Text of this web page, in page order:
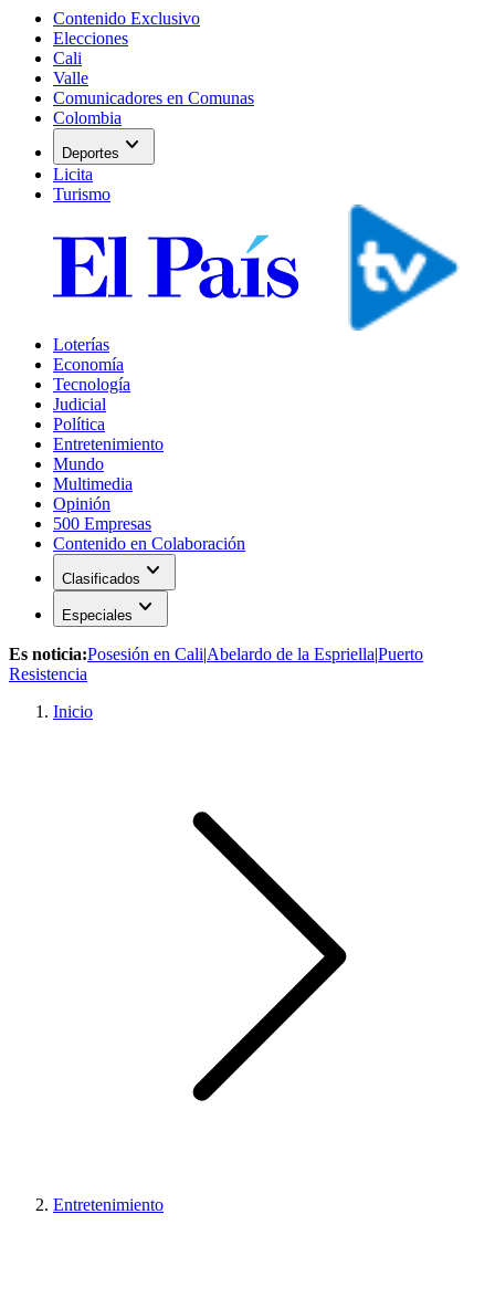
Contenido Exclusivo
Elecciones
Cali
Valle
Comunicadores en Comunas
Colombia
Deportes expand_more
Licita
Turismo
Loterías
Economía
Tecnología
Judicial
Política
Entretenimiento
Mundo
Multimedia
Opinión
500 Empresas
Contenido en Colaboración
Clasificados expand_more
Especiales expand_more
Es noticia:Posesión en Cali|Abelardo de la Espriella|Puerto
Resistencia
Inicio
Entretenimiento